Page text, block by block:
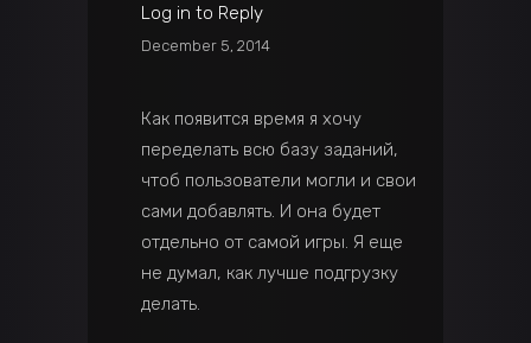
Log in to Reply
December 5, 2014
Как появится время я хочу
переделать всю базу заданий,
чтоб пользователи могли и свои
сами добавлять. И она будет
отдельно от самой игры. Я еще
не думал, как лучше подгрузку
делать.